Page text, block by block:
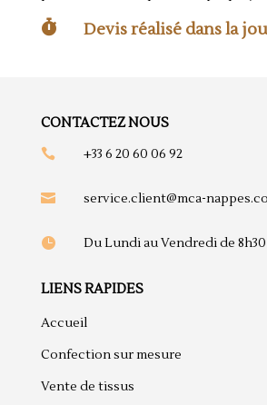
 Devis réalisé dans la
CONTACTEZ NOUS
 +33 6 20 60 06 92
 service.client@mca-
 Du Lundi au Vendredi de
LIENS RAPIDES
Accueil
Confection sur mesure
Vente de tissus